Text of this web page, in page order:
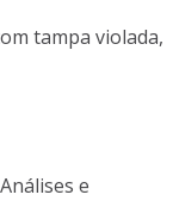
tampa violada,
e